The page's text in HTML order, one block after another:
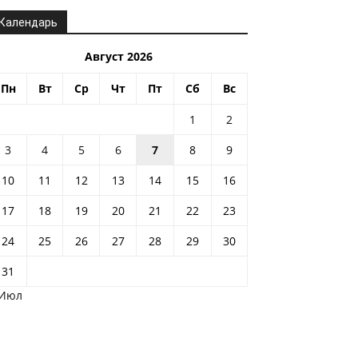
Август 2026
Пн Вт Ср Чт Пт Сб Вс
1
2
3
4 5 6 7 8
9
10
11 12 13 14 15
16
17
18 19 20 21 22
23
24
25 26 27 28 29
30
31